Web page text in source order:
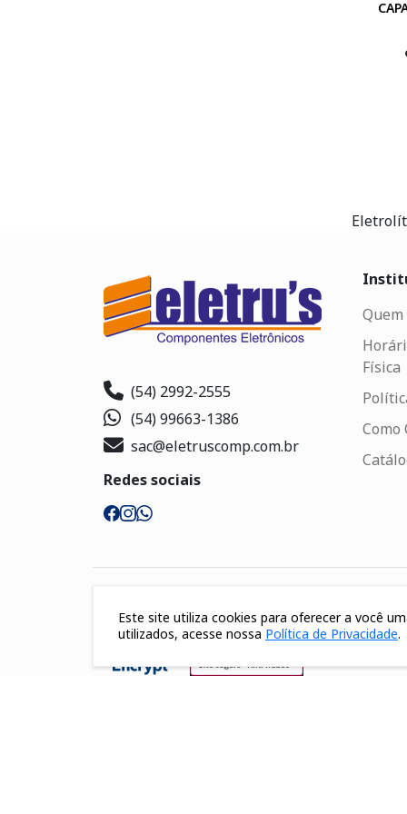
(54) 2992-2555
(54) 99663-1386
sac@eletruscomp.com.br
Redes sociais
Quem
Física
Como
Segurança
Este site utiliza cookies para oferecer a você
utilizados, acesse nossa Política de Privacidade.